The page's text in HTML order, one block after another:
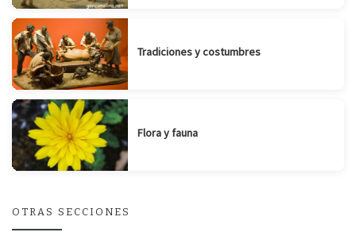
Tradiciones y costumbres
Flora y fauna
OTRAS SECCIONES